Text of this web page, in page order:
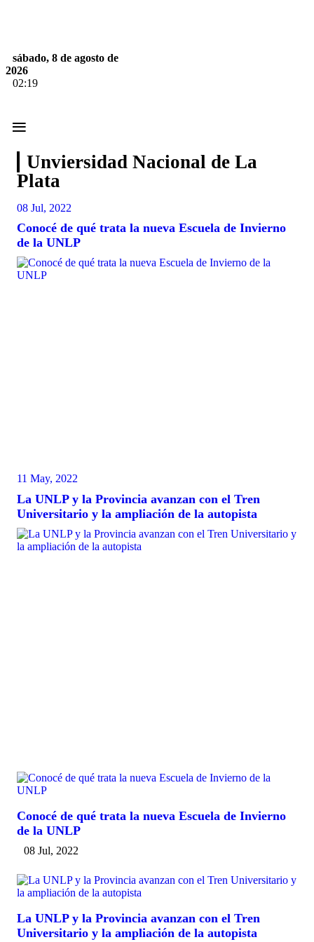
sábado, 8 de agosto de
2026
02:19
≡
Unviersidad Nacional de La
Plata
08 Jul, 2022
Conocé de qué trata la nueva Escuela de Invierno
de la UNLP
11 May, 2022
La UNLP y la Provincia avanzan con el Tren
Universitario y la ampliación de la autopista
Conocé de qué trata la nueva Escuela de Invierno
de la UNLP
08 Jul, 2022
La UNLP y la Provincia avanzan con el Tren
Universitario y la ampliación de la autopista